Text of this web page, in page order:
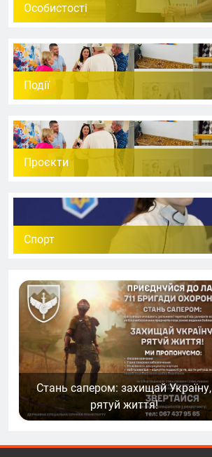
Особистості
Події
Проєкти
Спорт
Стань сапером: захищай Україну,
рятуй життя!